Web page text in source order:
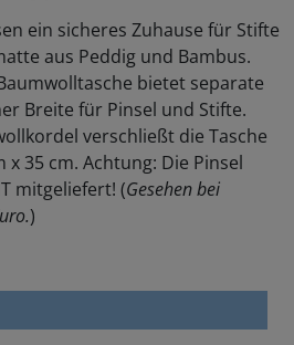
ein sicheres Zuhause für Stifte
aus Peddig und Bambus.
bietet separate
Breite für Pinsel und Stifte.
verschließt die Tasche
x 35 cm. Achtung: Die Pinsel
mitgeliefert! (Gesehen bei
)